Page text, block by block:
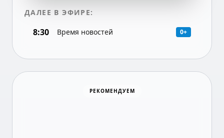
ДАЛЕЕ В ЭФИРЕ:
8:30 Время новостей 0+
РЕКОМЕНДУЕМ
Хоккей